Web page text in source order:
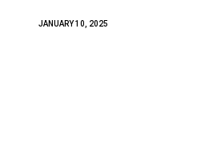
JANUARY 10, 2025